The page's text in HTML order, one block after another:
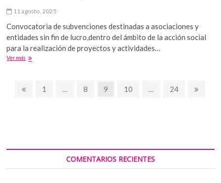
11 agosto, 2025
Convocatoria de subvenciones destinadas a asociaciones y
entidades sin fin de lucro,dentro del ámbito de la acción social
para la realización de proyectos y actividades…
Ver másSubvención
Navegación
PáginaPágina
1 … Página
8 Página
9 Página
10 … Página
24
COMENTARIOS RECIENTES